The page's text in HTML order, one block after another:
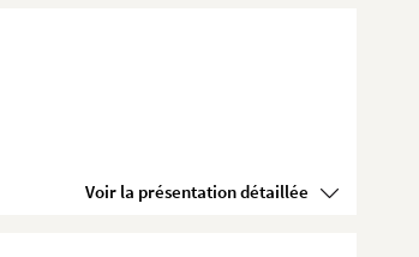
Voir la présentation détaillée